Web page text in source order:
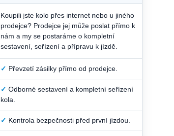
Koupili jste kolo přes internet nebo u jiného
prodejce? Prodejce jej může poslat přímo k
nám a my se postaráme o kompletní
sestavení, seřízení a přípravu k jízdě.
✓ Převzetí zásilky přímo od prodejce.
✓ Odborné sestavení a kompletní seřízení
kola.
✓ Kontrola bezpečnosti před první jízdou.